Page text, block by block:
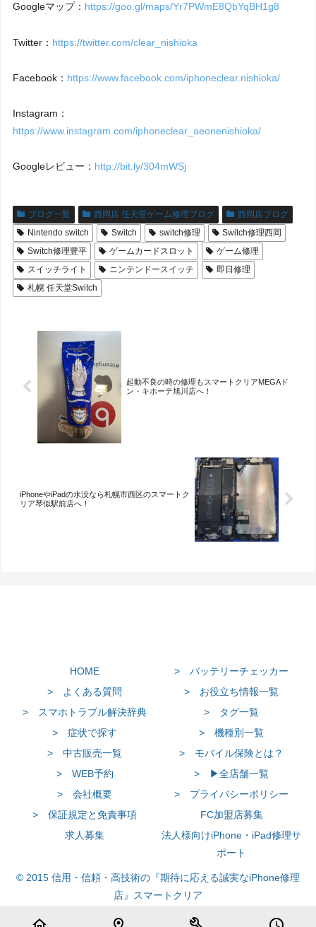
Googleマップ： https://goo.gl/maps/Yr7PWmE8QbYqBH1g8
Twitter： https://twitter.com/clear_nishioka
Facebook： https://www.facebook.com/iphoneclear.nishioka/
Instagram：
https://www.instagram.com/iphoneclear_aeonenishioka/
Googleレビュー： http://bit.ly/304mWSj
ブログ一覧 西岡店 任天堂ゲーム修理ブログ
西岡店ブログ
Nintendo switch
Switch switch修理
Switch修理西岡
Switch修理豊平
ゲームカードスロット
ゲーム修理
スイッチライト
ニンテンドースイッチ
即日修理
札幌 任天堂Switch
起動不良の時の修理もスマートクリアMEGAド
ン・キホーテ旭川店へ！
iPhoneやiPadの水没なら札幌市西区のスマートク
リア琴似駅前店へ！
HOME
> バッテリーチェッカー
> よくある質問
> お役立ち情報一覧
> スマホトラブル解決辞典
> タグ一覧
> 症状で探す
> 機種別一覧
> 中古販売一覧
> モバイル保険とは？
> WEB予約
> ▶全店舗一覧
> 会社概要
> プライバシーポリシー
> 保証規定と免責事項
FC加盟店募集
求人募集
法人様向けiPhone・iPad修理サ
ポート
© 2015 信用・信頼・高技術の『期待に応える誠実なiPhone修理
店』スマートクリア